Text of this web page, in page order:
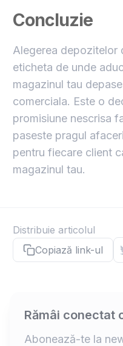
Concluzie
Alegerea depozitelor
eticheta de unde
magazinul tau
comerciala. Este o
promisiune nescrisa
paseste pragul
pentru fiecare client
magazinul tau.
Distribuie articolul
Copiază link-ul
Rămâi conectat
Abonează-te la